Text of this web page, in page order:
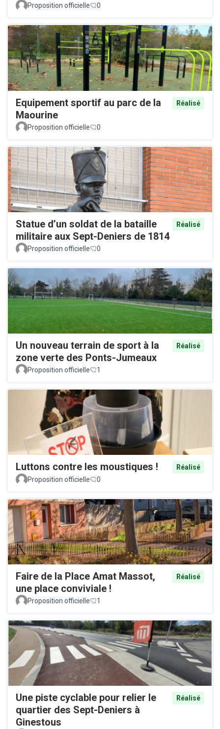
Proposition officielle 0
Equipement sportif au parc de la
Maourine
Réalisé
Proposition officielle 0
Statue d’un soldat de la bataille
militaire aux Sept-Deniers de 1814
Réalisé
Proposition officielle 0
Un nouveau terrain de sport à la
zone verte des Ponts-Jumeaux
Réalisé
Proposition officielle 1
Luttons contre les moustiques !
Réalisé
Proposition officielle
0
Faire de la Place Amat Massot,
une place conviviale !
Réalisé
Proposition officielle 1
Une piste cyclable pour relier le
quartier des Sept-Deniers à
Ginestous
Réalisé